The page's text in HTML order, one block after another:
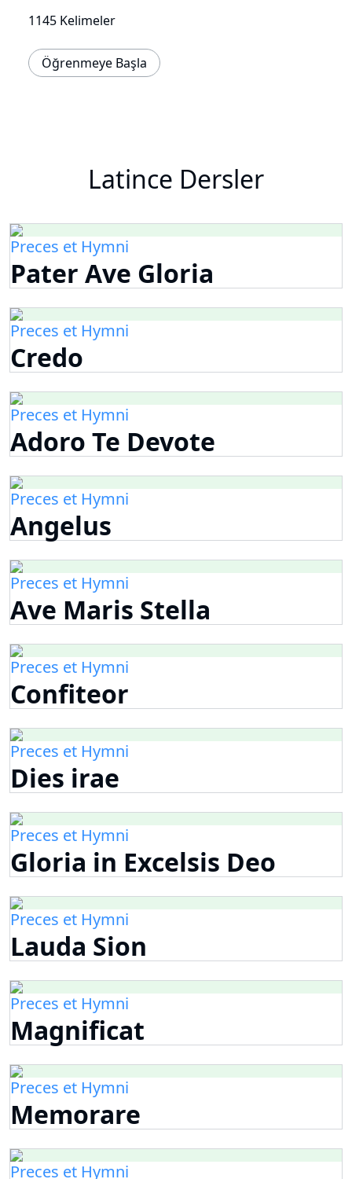
1145 Kelimeler
Öğrenmeye Başla
Latince Dersler
Preces et Hymni
Pater Ave Gloria
Preces et Hymni
Credo
Preces et Hymni
Adoro Te Devote
Preces et Hymni
Angelus
Preces et Hymni
Ave Maris Stella
Preces et Hymni
Confiteor
Preces et Hymni
Dies irae
Preces et Hymni
Gloria in Excelsis Deo
Preces et Hymni
Lauda Sion
Preces et Hymni
Magnificat
Preces et Hymni
Memorare
Preces et Hymni